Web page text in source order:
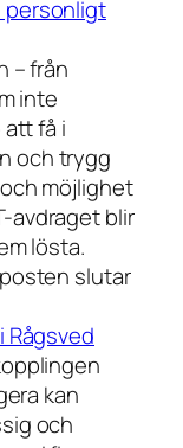
personligt
– från
inte
få i
och trygg
möjlighet
avdraget blir
lösta.
slutar
Rågsved
kan
och